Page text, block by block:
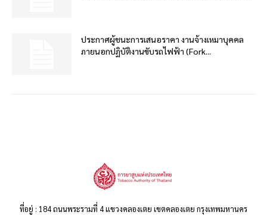
ประกาศผู้ชนะการเสนอราคา งานจ้างเหมาบุคคล
ภายนอกปฏิบัติงานขับรถไฟฟ้า (Fork...
ที่อยู่ : 184 ถนนพระรามที่ 4 แขวงคลองเตย เขตคลองเตย กรุงเทพมหานคร